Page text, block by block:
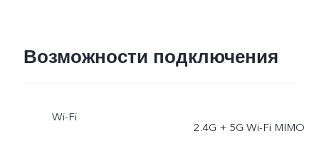
Фотофильтры и т. д.),
Возможности подключения
Wi-Fi
2.4G + 5G Wi-Fi MIMO